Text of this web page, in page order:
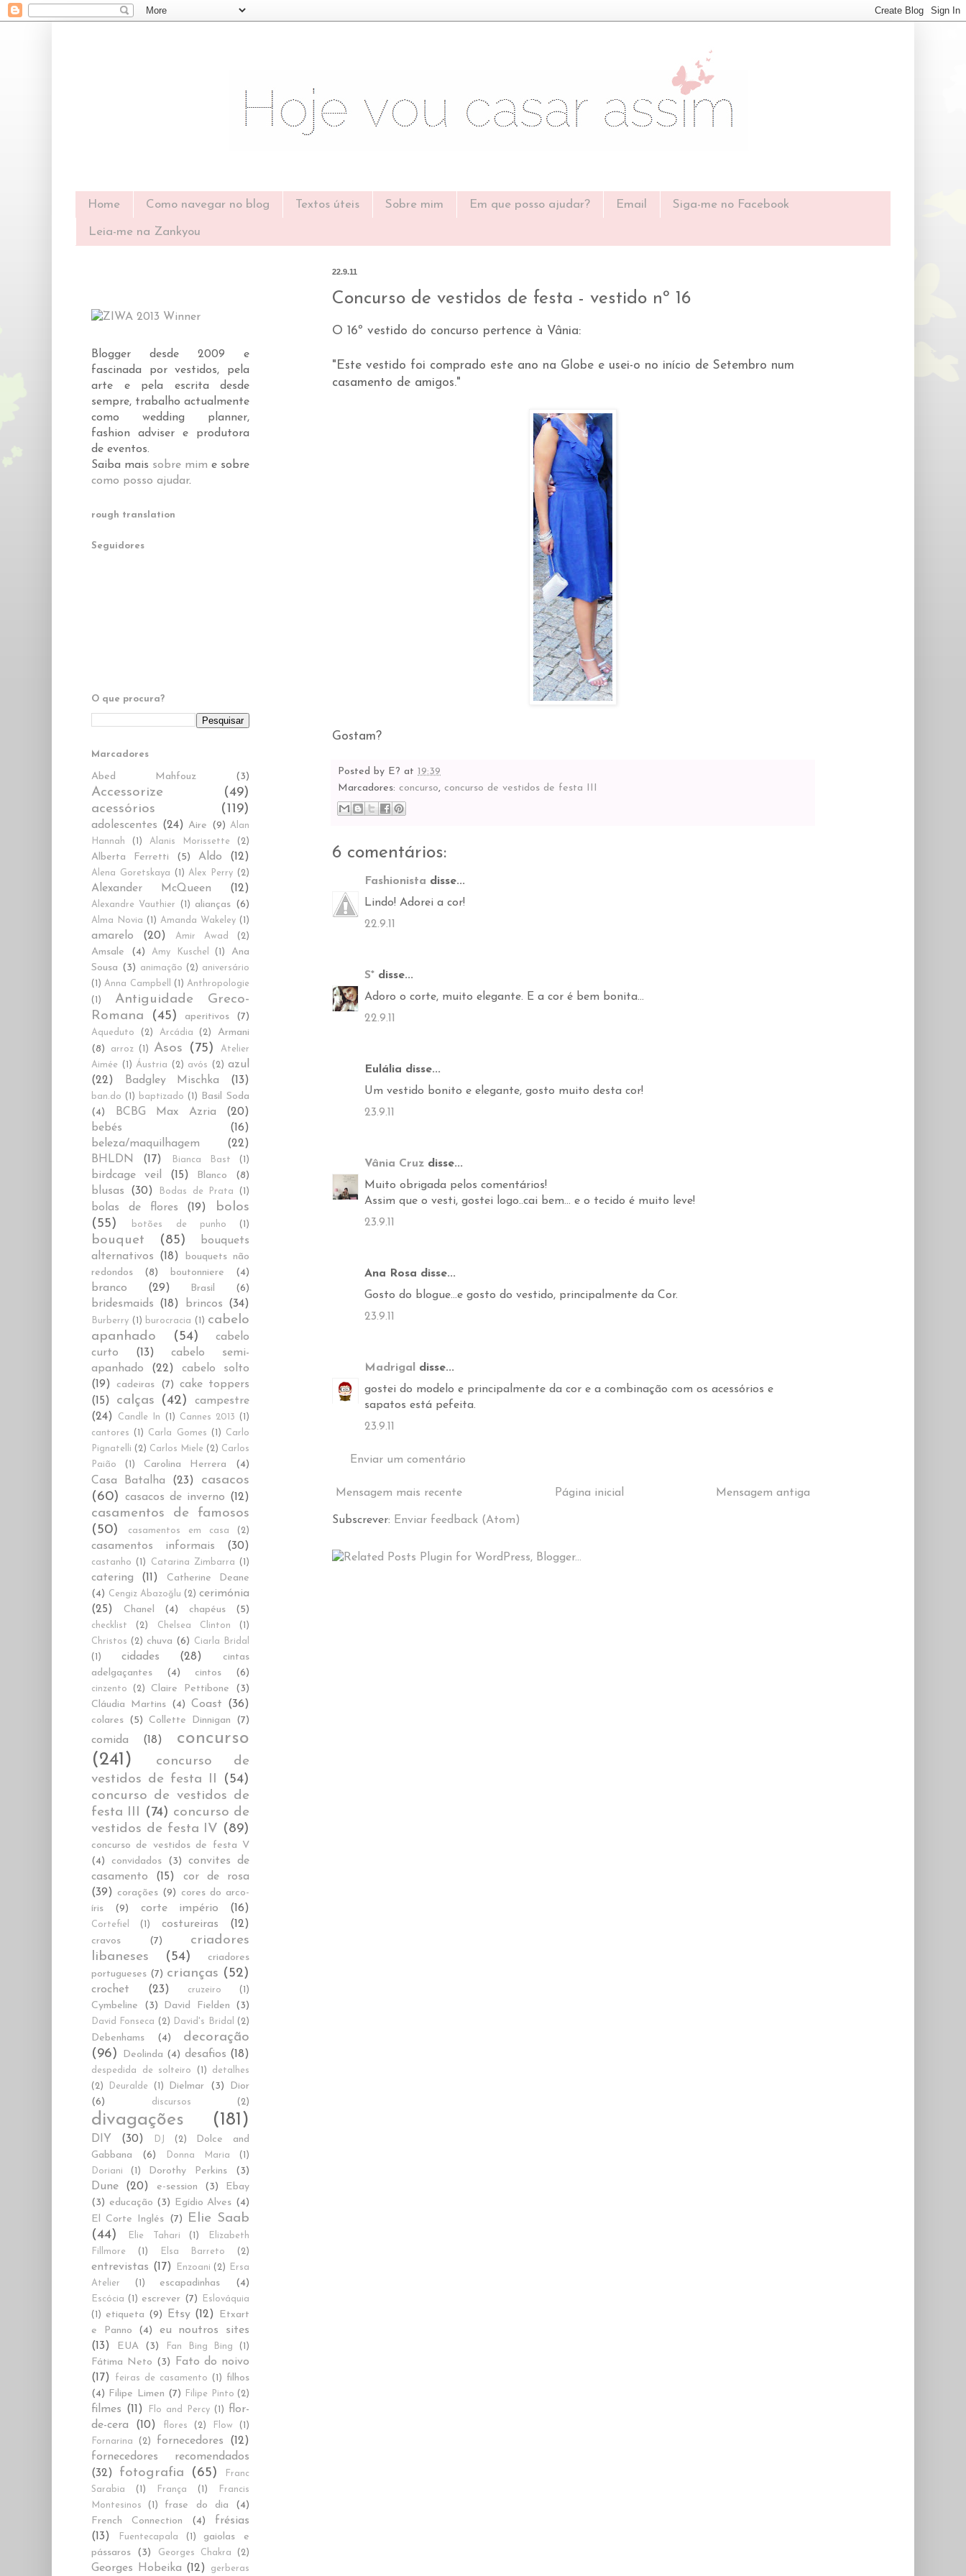
Home Como navegar no blog Textos úteis Sobre mim Em que posso ajudar? Email Siga-me no Facebook
Leia-me na Zankyou
22.9.11
Concurso de vestidos de festa - vestido nº 16
O 16º vestido do concurso pertence à Vânia:
"Este vestido foi comprado este ano na Globe e usei-o no início de Setembro num
casamento de amigos."
Gostam?
Posted by E? at 19:39
Marcadores: concurso, concurso de vestidos de festa III
6 comentários:
Fashionista disse...
Lindo! Adorei a cor!
22.9.11
S* disse...
Adoro o corte, muito elegante. E a cor é bem bonita...
22.9.11
Eulália disse...
Um vestido bonito e elegante, gosto muito desta cor!
23.9.11
Vânia Cruz disse...
Muito obrigada pelos comentários!
Assim que o vesti, gostei logo..cai bem... e o tecido é muito leve!
23.9.11
Ana Rosa disse...
Gosto do blogue...e gosto do vestido, principalmente da Cor.
23.9.11
Madrigal disse...
gostei do modelo e principalmente da cor e a combinação com os acessórios e
sapatos está pefeita.
23.9.11
Enviar um comentário
Mensagem mais recente Mensagem antiga
Página inicial
Subscrever: Enviar feedback (Atom)
Blogger desde 2009 e
fascinada por vestidos, pela
arte e pela escrita desde
sempre, trabalho actualmente
como wedding planner,
fashion adviser e produtora
de eventos.
Saiba mais sobre mim e sobre
como posso ajudar.
rough translation
Seguidores
O que procura?
Marcadores
Abed Mahfouz (3)
Accessorize
(49)
acessórios
(119)
adolescentes (24) Aire (9) Alan
Hannah
(1) Alanis Morissette (2)
Alberta Ferretti (5) Aldo (12)
Alena Goretskaya (1) Alex Perry (2)
Alexander McQueen (12)
Alexandre Vauthier (1) alianças (6)
Alma Novia (1) Amanda Wakeley (1)
amarelo (20) Amir Awad (2)
Amsale (4) Amy Kuschel (1)
Ana
Sousa (3) animação (2) aniversário
(1) Anna Campbell (1) Anthropologie
(1)
Antiguidade Greco-
Romana
(45) aperitivos (7)
Aqueduto (2) Arcádia (2)
Armani
(8)
arroz (1) Asos (75)
Atelier
Aimée
(1) Áustria (2) avós (2) azul
(22)
Badgley Mischka (13)
ban.do (1) baptizado (1)
Basil Soda
(4)
BCBG Max Azria
(20)
bebés
(16)
beleza/maquilhagem
(22)
BHLDN
(17) Bianca Bast (1)
birdcage veil (15) Blanco (8)
blusas (30) Bodas de Prata (1)
bolas de flores (19)
bolos
(55)
botões de punho (1)
bouquet (85)
bouquets
alternativos
(18)
bouquets não
redondos
(8) boutonniere (4)
branco (29) Brasil (6)
bridesmaids (18) brincos (34)
Burberry (1) burocracia (1) cabelo
apanhado
(54)
cabelo
curto
(13)
cabelo semi-
apanhado
(22)
cabelo solto
(19)
cadeiras (7) cake toppers
(15)
calças (42)
campestre
(24)
Candle In (1) Cannes 2013
(1)
cantores
(1) Carla Gomes (1)
Carlo
Pignatelli (2) Carlos Miele (2) Carlos
Paião
(1) Carolina Herrera (4)
Casa Batalha (23)
casacos
(60)
casacos de inverno (12)
casamentos de famosos
(50)
casamentos em casa (2)
casamentos informais (30)
castanho (1) Catarina Zimbarra (1)
catering (11)
Catherine Deane
(4) Cengiz Abazoğlu (2) cerimónia
(25)
Chanel (4) chapéus (5)
checklist (2) Chelsea Clinton
(1)
Christos (2) chuva (6)
Ciarla Bridal
(1)
cidades (28)
cintas
adelgaçantes
(4) cintos (6)
cinzento (2) Claire Pettibone
(3)
Cláudia Martins (4) Coast (36)
colares (5) Collette Dinnigan (7)
comida (18)
concurso
(241)
concurso de
vestidos de festa II
(54)
concurso de vestidos de
festa III
(74) concurso de
vestidos de festa IV (89)
concurso de vestidos de festa V
(4)
convidados (3)
convites de
casamento
(15)
cor de rosa
(39) corações (9) cores do arco-
íris
(9) corte império (16)
Cortefiel (1) costureiras (12)
cravos (7)
criadores
libaneses
(54)
criadores
portugueses (7) crianças (52)
crochet (23) cruzeiro (1)
Cymbeline (3) David Fielden (3)
David Fonseca (2) David's Bridal (2)
Debenhams (4)
decoração
(96)
Deolinda (4) desafios (18)
despedida de solteiro (1)
detalhes
(2)
Deuralde (1) Dielmar (3)
Dior
(6)
discursos (2)
divagações (181)
DIY (30) DJ (2)
Dolce and
Gabbana
(6) Donna Maria
(1)
Doriani
(1) Dorothy Perkins (3)
Dune (20) e-session (3)
Ebay
(3) educação (3) Egídio Alves (4)
El Corte Inglés (7)
Elie Saab
(44)
Elie Tahari (1)
Elizabeth
Fillmore
(1) Elsa Barreto (2)
entrevistas (17) Enzoani (2)
Ersa
Atelier
(1) escapadinhas (4)
Escócia (1) escrever (7)
Eslováquia
(1)
etiqueta (9) Etsy (12)
Etxart
e Panno
(4)
eu noutros sites
(13)
EUA (3) Fan Bing Bing (1)
Fátima Neto (3)
Fato do noivo
(17)
feiras de casamento (1)
filhos
(4) Filipe Limen (7) Filipe Pinto (2)
filmes (11) Flo and Percy (1)
flor-
de-cera
(10) flores (2) Flow
(1)
Fornarina
(2) fornecedores
(12)
fornecedores recomendados
(32)
fotografia (65)
Franc
Sarabia
(1) França (1)
Francis
Montesinos
(1) frase do dia
(4)
French Connection
(4)
frésias
(13)
Fuentecapala (1)
gaiolas e
pássaros
(3) Georges Chakra (2)
Georges Hobeika (12) gerberas